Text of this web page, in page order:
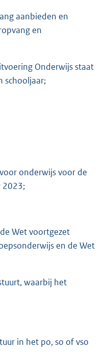
aanbieden en
en
Onderwijs staat
schooljaar;
onderwijs voor de
2023;
Wet voortgezet
en de Wet
waarbij het
in het po, so of vso